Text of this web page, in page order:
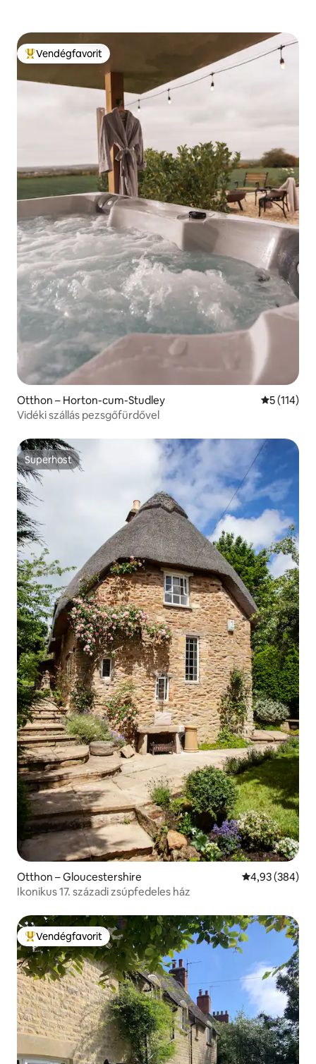
Kiemelt vendégfavorit
Vendégfavorit
Otthon – Horton-cum-Studley Átlagos
5 (114)
Vidéki szállás pezsgőfürdővel
Superhost
Superhost
Otthon – Gloucestershire Átlagos
4,93 (384)
Ikonikus 17. századi zsúpfedeles ház
Kiemelt vendégfavorit
Vendégfavorit